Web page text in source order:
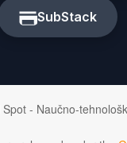
SubStack
- Naučno-